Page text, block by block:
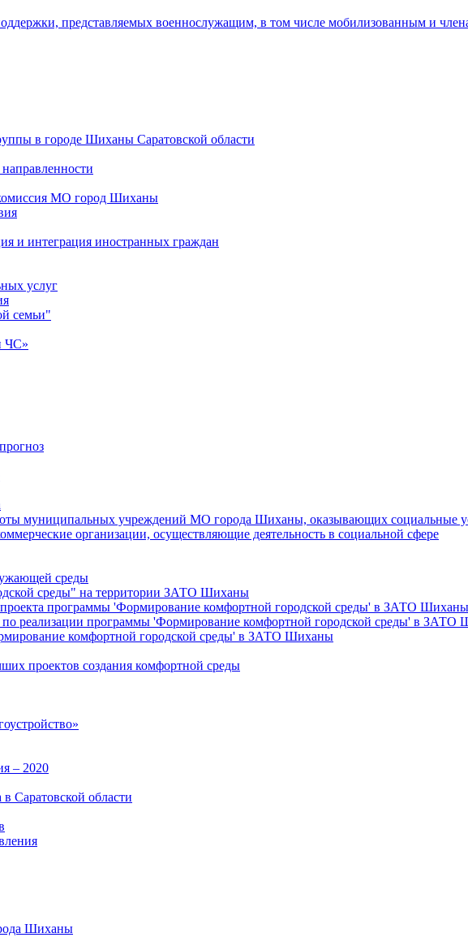
представляемых военнослужащим, в том числе мобилизованным и
в городе Шиханы Саратовской области
комиссия МО город Шиханы
и интеграция иностранных граждан
услуг
семьи"
ЧС»
муниципальных учреждений МО города Шиханы, оказывающих социальные
организации, осуществляющие деятельность в социальной сфере
среды
среды" на территории ЗАТО Шиханы
программы 'Формирование комфортной городской среды' в ЗАТО Шиханы
по реализации программы 'Формирование комфортной городской среды' в ЗАТО
комфортной городской среды' в ЗАТО Шиханы
проектов создания комфортной среды
– 2020
в Саратовской области
Шиханы